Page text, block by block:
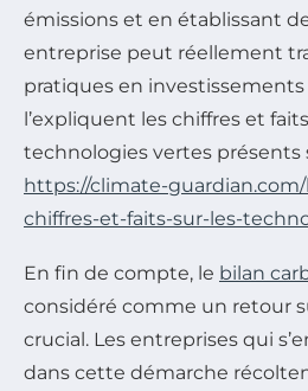
émissions et en établissant
entreprise peut réellement
pratiques en
l’expliquent les chiffres et
technologies vertes présents
https://climate-
chiffres-et-faits-sur-les-
En fin de compte, le bilan
considéré comme un retour
crucial. Les entreprises qui
dans cette démarche